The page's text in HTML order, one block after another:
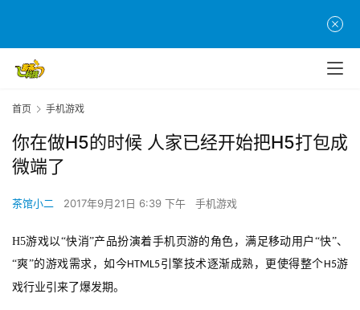
首页 手机游戏
你在做H5的时候 人家已经开始把H5打包成
微端了
茶馆小二 2017年9月21日 6:39 下午 手机游戏
H5游戏以“快消”产品扮演着手机页游的角色，满足移动用户“快”、
“爽”的游戏需求，如今HTML5引擎技术逐渐成熟，更使得整个H5游
戏行业引来了爆发期。